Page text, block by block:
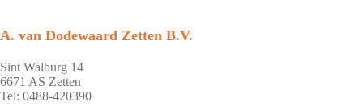
A. van Dodewaard Zetten B.V.
Sint Walburg 14
6671 AS Zetten
Tel: 0488-420390